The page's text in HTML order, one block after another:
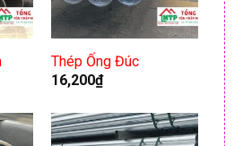
Thép Ống Đúc
16,200₫